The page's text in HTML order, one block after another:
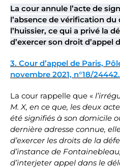
La cour annule l’acte de
l’absence de vérification
l’huissier, ce qui a privé la
d’exercer son droit d’appel
3. Cour d’appel de Paris,
novembre 2021, n°18/24442.
La cour rappelle que «
M. X, en ce que, les deux
été signifiés à son domicile
dernière adresse connue,
d’exercer les droits de la
d’instance de
d’interjeter appel dans le